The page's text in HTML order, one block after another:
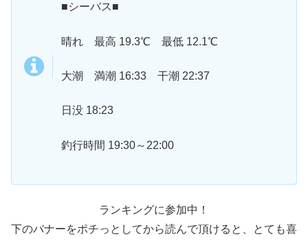
■シーバス■
晴れ 最高 19.3℃ 最低 12.1℃
大潮 満潮 16:33 干潮 22:37
日没 18:23
釣行時間 19:30～22:00
ランキングに参加中！
下のバナーをポチっとしてから読んで頂けると、とても喜